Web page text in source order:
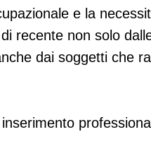
e la
recente non solo
dai soggetti che